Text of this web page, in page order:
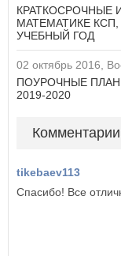
КРАТКОСРОЧНЫЕ
МАТЕМАТИКЕ КСП,
УЧЕБНЫЙ ГОД
02 октябрь 2016,
ПОУРОЧНЫЕ
2019-2020
tikebaev113
Спасибо! Все